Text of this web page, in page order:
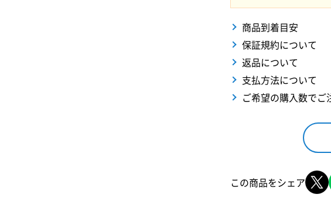
商品到着目安
保証規約について
返品について
支払方法について
ご希望の購入数でご
この商品をシェア